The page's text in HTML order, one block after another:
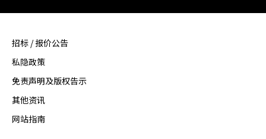
招标 / 报价公告
私隐政策
免责声明及版权告示
其他资讯
网站指南